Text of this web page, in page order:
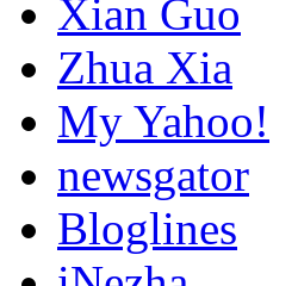
Xian Guo
Zhua Xia
My Yahoo!
newsgator
Bloglines